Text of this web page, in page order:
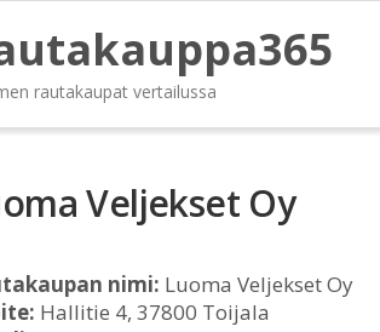
rautakaupat vertailussa
Veljekset Oy
nimi: Luoma Veljekset Oy
Hallitie 4, 37800 Toijala